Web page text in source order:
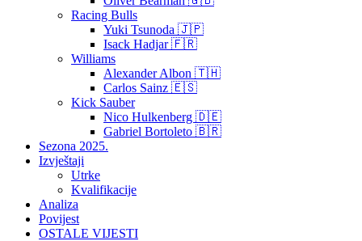
Racing Bulls
Yuki Tsunoda 🇯🇵
Isack Hadjar 🇫🇷
Williams
Alexander Albon 🇹🇭
Carlos Sainz 🇪🇸
Kick Sauber
Nico Hulkenberg 🇩🇪
Gabriel Bortoleto 🇧🇷
Sezona 2025.
Izvještaji
Utrke
Kvalifikacije
Analiza
Povijest
OSTALE VIJESTI